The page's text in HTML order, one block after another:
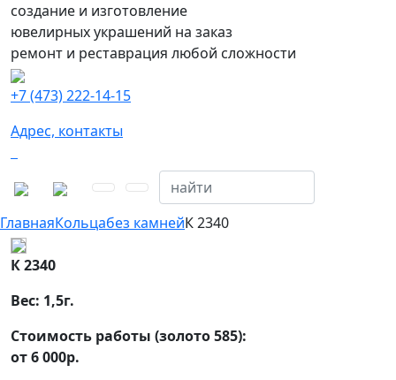
создание и изготовление
ювелирных украшений на заказ
ремонт и реставрация любой сложности
+7 (473) 222-14-15
Адрес, контакты
ГлавнаяКольцабез камнейК 2340
К 2340
Вес: 1,5г.
Стоимость работы (золото 585):
от 6 000р.